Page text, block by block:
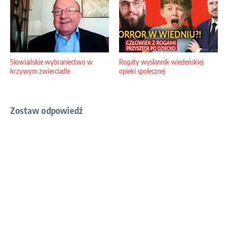
Słowiańskie wybraniectwo w
krzywym zwierciadle
Rogaty wysłannik wiedeńskiej
opieki społecznej
Zostaw odpowiedź